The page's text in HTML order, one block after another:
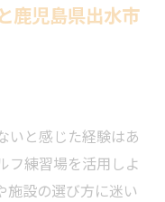
鹿児島県出水市
いと感じた経験はあ
フ練習場を活用しよ
施設の選び方に迷い